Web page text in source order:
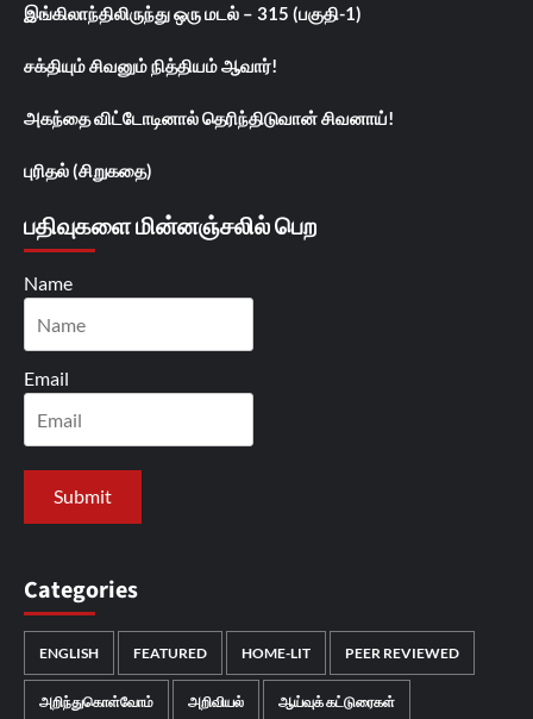
இங்கிலாந்திலிருந்து ஒரு மடல் – 315 (பகுதி-1)
சக்தியும் சிவனும் நித்தியம் ஆவார்!
அகந்தை விட்டோடினால் தெரிந்திடுவான் சிவனாய்!
புரிதல் (சிறுகதை)
பதிவுகளை மின்னஞ்சலில் பெற
Name
Email
Categories
ENGLISH FEATURED HOME-LIT PEER REVIEWED
அறிந்துகொள்வோம் அறிவியல் ஆய்வுக் கட்டுரைகள்